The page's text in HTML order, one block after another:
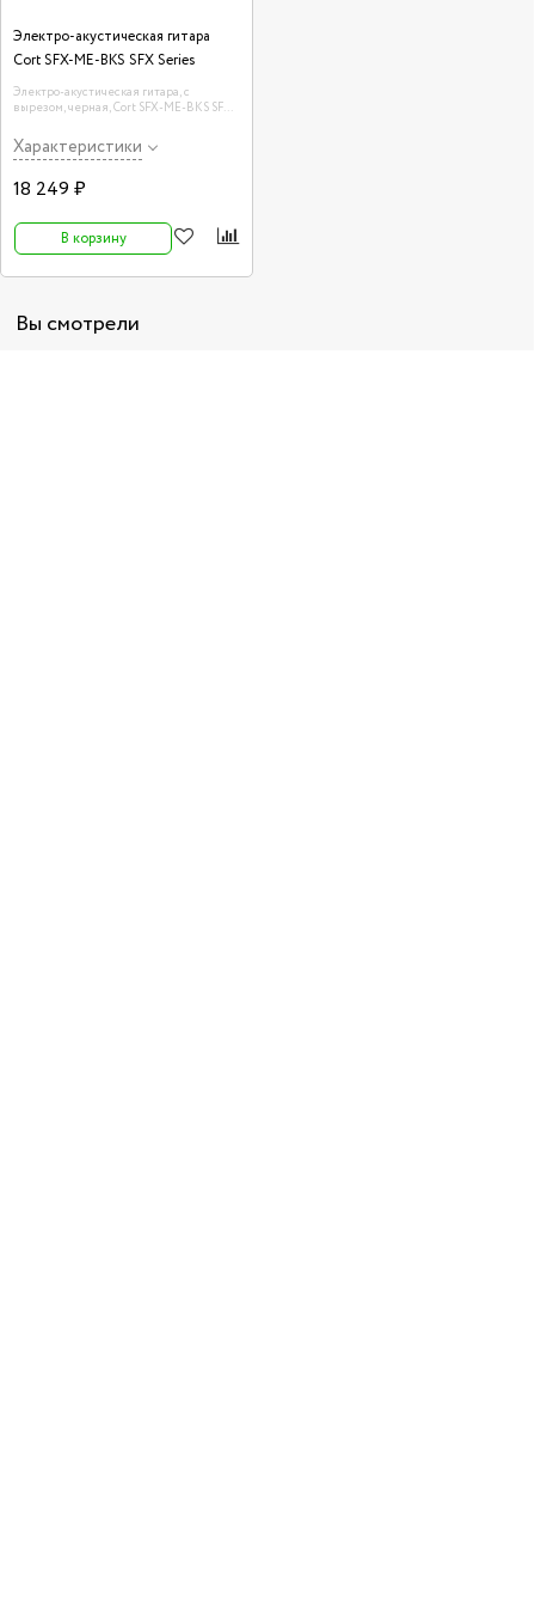
Электро-акустическая гитара
Cort SFX-ME-BKS SFX Series
Электро-акустическая гитара, с
вырезом, черная, Cort SFX-ME-BKS SFX
Характеристики
18 249 ₽
В корзину
Вы смотрели